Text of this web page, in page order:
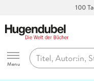
100
Hugendubel
Menu